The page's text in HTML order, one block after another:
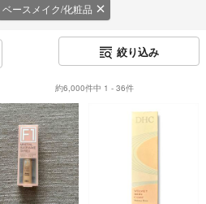
ベースメイク/化粧品
絞り込み
約6,000件中 1 - 36件